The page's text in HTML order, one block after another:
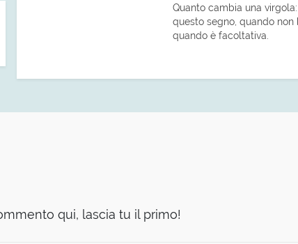
Quanto cambia una
questo segno, quando
quando è facoltativa.
qui, lascia tu il primo!